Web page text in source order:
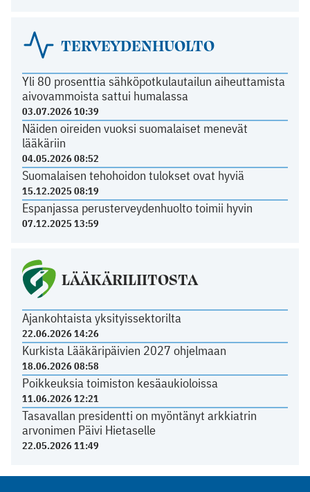
TERVEYDENHUOLTO
Yli 80 prosenttia sähköpotkulautailun aiheuttamista
aivovammoista sattui humalassa
03.07.2026 10:39
Näiden oireiden vuoksi suomalaiset menevät
lääkäriin
04.05.2026 08:52
Suomalaisen tehohoidon tulokset ovat hyviä
15.12.2025 08:19
Espanjassa perusterveydenhuolto toimii hyvin
07.12.2025 13:59
LÄÄKÄRILIITOSTA
Ajankohtaista yksityissektorilta
22.06.2026 14:26
Kurkista Lääkäripäivien 2027 ohjelmaan
18.06.2026 08:58
Poikkeuksia toimiston kesäaukioloissa
11.06.2026 12:21
Tasavallan presidentti on myöntänyt arkkiatrin
arvonimen Päivi Hietaselle
22.05.2026 11:49